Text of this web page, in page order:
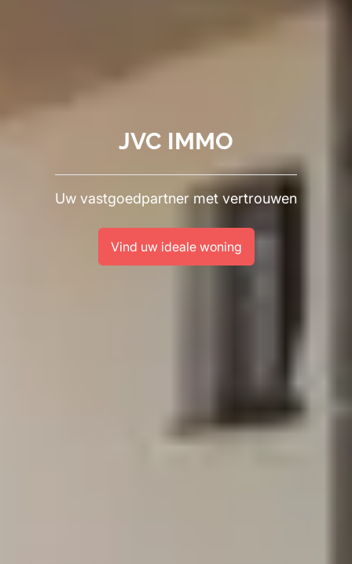
JVC IMMO
Uw vastgoedpartner met vertrouwen
Vind uw ideale woning